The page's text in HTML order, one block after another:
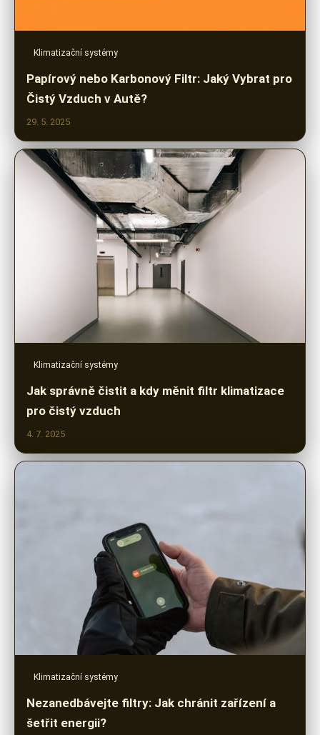
Klimatizační systémy
Papírový nebo Karbonový Filtr: Jaký Vybrat pro
Čistý Vzduch v Autě?
29. 5. 2025
Klimatizační systémy
Jak správně čistit a kdy měnit filtr klimatizace
pro čistý vzduch
4. 7. 2025
Klimatizační systémy
Nezanedbávejte filtry: Jak chránit zařízení a
šetřit energii?